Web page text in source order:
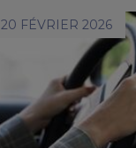
20 FÉVRIER 2026